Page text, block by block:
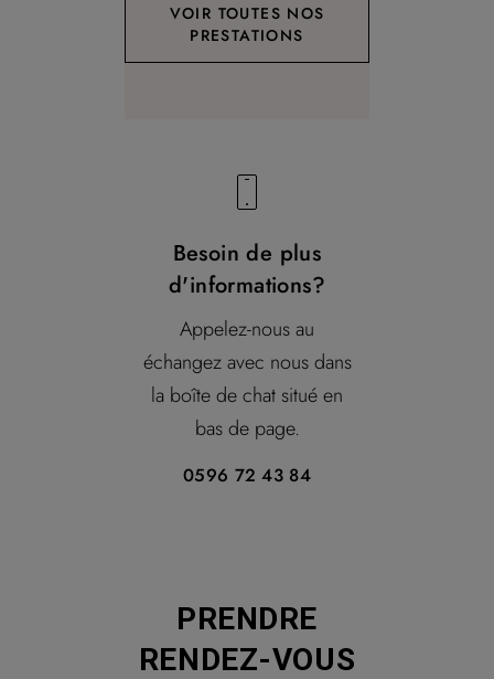
VOIR TOUTES NOS
PRESTATIONS
Besoin de plus
d'informations?
Appelez-nous au
échangez avec nous dans
la boîte de chat situé en
bas de page.
0596 72 43 84
PRENDRE
RENDEZ-VOUS